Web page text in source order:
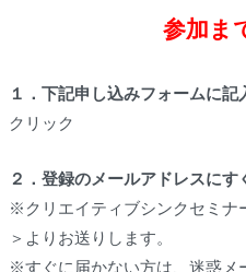
参加ま
１． 下記申し込みフォームに記
クリック
２． 登録のメールアドレスにす
※クリエイティブシンクセミナ
＞よりお送りします。
※すぐに届かない方は、迷惑メ